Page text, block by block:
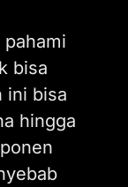
bisa
ini bisa
hingga